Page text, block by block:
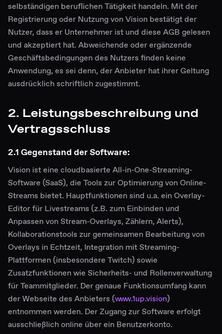
selbständigen beruflichen Tätigkeit handeln. Mit der
Registrierung oder Nutzung von Vision bestätigt der
Nutzer, dass er Unternehmer ist und diese AGB gelesen
und akzeptiert hat. Abweichende oder ergänzende
Geschäftsbedingungen des Nutzers finden keine
Anwendung, es sei denn, der Anbieter hat ihrer Geltung
ausdrücklich schriftlich zugestimmt.
2. Leistungsbeschreibung und
Vertragsschluss
2.1 Gegenstand der Software:
Vision ist eine cloudbasierte All-in-One-Streaming-
Software (SaaS), die Tools zur Optimierung von Online-
Streams bietet. Hauptfunktionen sind u.a. ein Overlay-
Editor für Livestreams (z.B. zum Einbinden und
Anpassen von Stream-Overlays, Zählern, Alerts),
Kollaborationstools zur gemeinsamen Bearbeitung von
Overlays in Echtzeit, Integration mit Streaming-
Plattformen (insbesondere Twitch) sowie
Zusatzfunktionen wie Sicherheits- und Rollenverwaltung
für Teammitglieder. Der genaue Funktionsumfang kann
der Webseite des Anbieters (www.1up.vision)
entnommen werden. Der Zugang zur Software erfolgt
ausschließlich online über ein Benutzerkonto.